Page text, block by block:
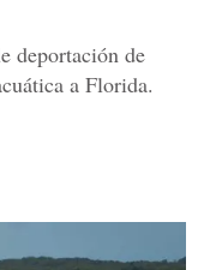
deportación de
a Florida.